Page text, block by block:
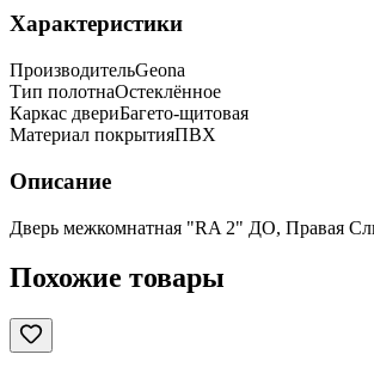
Характеристики
ПроизводительGeona
Тип полотнаОстеклённое
Каркас двериБагето-щитовая
Материал покрытияПВХ
Описание
Дверь межкомнатная "RA 2" ДО, Правая
Похожие товары